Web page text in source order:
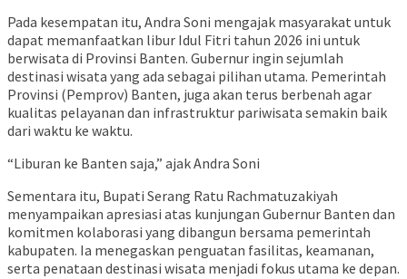
Pada kesempatan itu, Andra Soni mengajak masyarakat untuk
dapat memanfaatkan libur Idul Fitri tahun 2026 ini untuk
berwisata di Provinsi Banten. Gubernur ingin sejumlah
destinasi wisata yang ada sebagai pilihan utama. Pemerintah
Provinsi (Pemprov) Banten, juga akan terus berbenah agar
kualitas pelayanan dan infrastruktur pariwisata semakin baik
dari waktu ke waktu.
“Liburan ke Banten saja,” ajak Andra Soni
Sementara itu, Bupati Serang Ratu Rachmatuzakiyah
menyampaikan apresiasi atas kunjungan Gubernur Banten dan
komitmen kolaborasi yang dibangun bersama pemerintah
kabupaten. Ia menegaskan penguatan fasilitas, keamanan,
serta penataan destinasi wisata menjadi fokus utama ke depan.